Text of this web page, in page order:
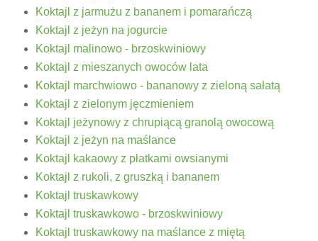
Koktajl z jarmużu z bananem i pomarańczą
Koktajl z jeżyn na jogurcie
Koktajl malinowo - brzoskwiniowy
Koktajl z mieszanych owoców lata
Koktajl marchwiowo - bananowy z zieloną sałatą
Koktajl z zielonym jęczmieniem
Koktajl jeżynowy z chrupiącą granolą owocową
Koktajl z jeżyn na maślance
Koktajl kakaowy z płatkami owsianymi
Koktajl z rukoli, z gruszką i bananem
Koktajl truskawkowy
Koktajl truskawkowo - brzoskwiniowy
Koktajl truskawkowy na maślance z miętą